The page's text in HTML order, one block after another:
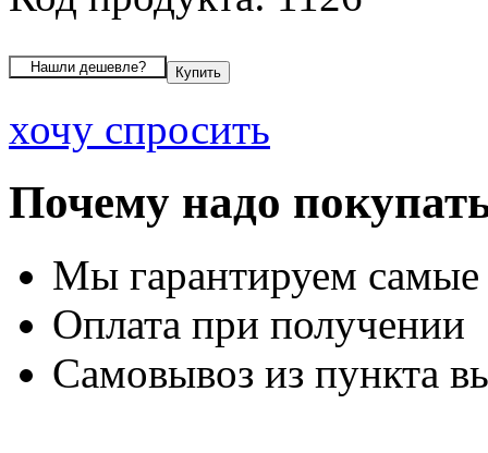
хочу спросить
Почему надо
Мы гарантируем
Оплата при получении
Самовывоз из пункта